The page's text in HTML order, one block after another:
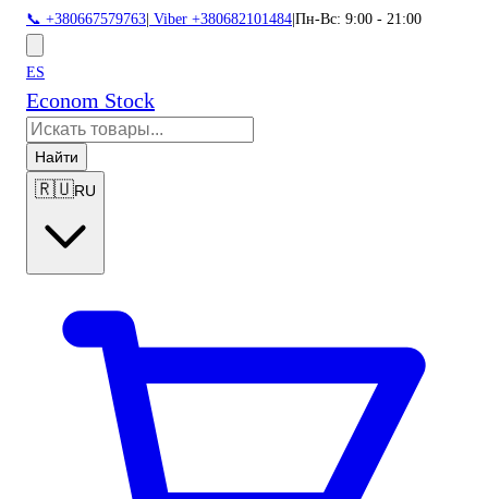
📞 +380667579763 Viber +380682101484 Пн-Вс: 9:00 - 21:00
ES
Econom Stock
Найти
🇷🇺RU